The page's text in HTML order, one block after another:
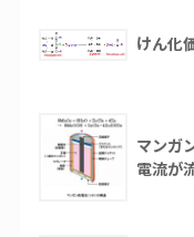
けん化
マンガ
電流が